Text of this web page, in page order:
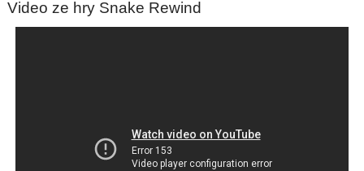
Video ze hry Snake Rewind